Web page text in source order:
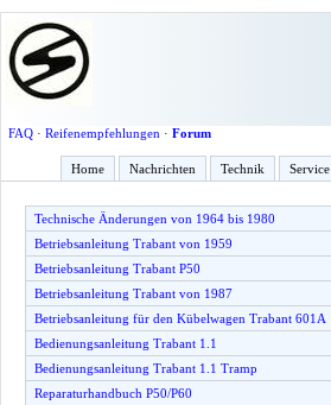
FAQ· Reifenempfehlungen · Forum
Home Nachrichten Technik Service
Technische Änderungen von 1964 bis 1980
Betriebsanleitung Trabant von 1959
Betriebsanleitung Trabant P50
Betriebsanleitung Trabant von 1987
Betriebsanleitung für den Kübelwagen Trabant 601A
Bedienungsanleitung Trabant 1.1
Bedienungsanleitung Trabant 1.1 Tramp
Reparaturhandbuch P50/P60